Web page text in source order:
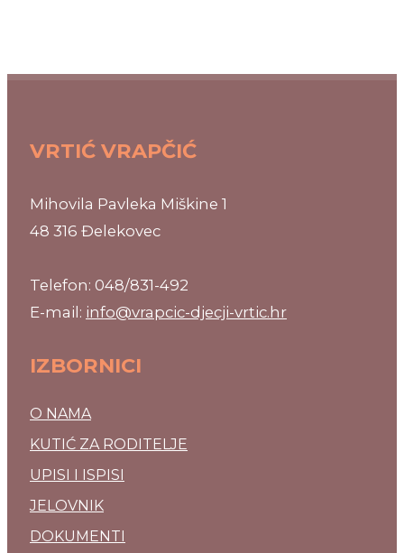
VRTIĆ VRAPČIĆ
Mihovila Pavleka Miškine 1
48 316 Đelekovec
Telefon: 048/831-492
E-mail: info@vrapcic-djecji-vrtic.hr
IZBORNICI
O NAMA
KUTIĆ ZA RODITELJE
UPISI I ISPISI
JELOVNIK
DOKUMENTI